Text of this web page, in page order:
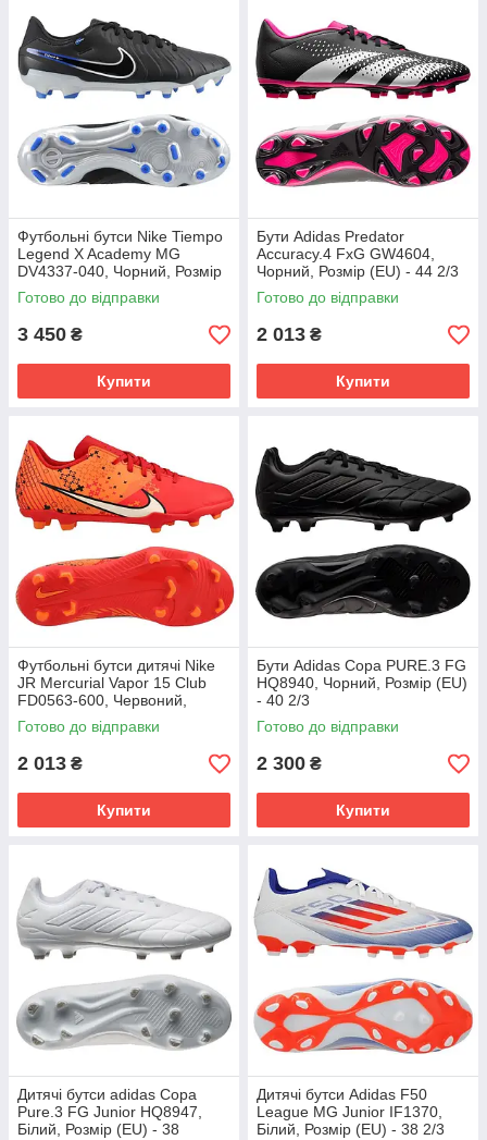
Футбольні бутси Nike Tiempo
Legend X Academy MG
DV4337-040, Чорний, Розмір
(EU) - 43
Готово до відправки
3 450 ₴
Купити
Бути Adidas Predator
Accuracy.4 FxG GW4604,
Чорний, Розмір (EU) - 44 2/3
Готово до відправки
2 013 ₴
Купити
Футбольні бутси дитячі Nike
JR Mercurial Vapor 15 Club
FD0563-600, Червоний,
Розмір (EU) - 38
Готово до відправки
2 013 ₴
Купити
Бути Adidas Copa PURE.3 FG
HQ8940, Чорний, Розмір (EU)
- 40 2/3
Готово до відправки
2 300 ₴
Купити
Дитячі бутси adidas Copa
Pure.3 FG Junior HQ8947,
Білий, Розмір (EU) - 38
Дитячі бутси Adidas F50
League MG Junior IF1370,
Білий, Розмір (EU) - 38 2/3